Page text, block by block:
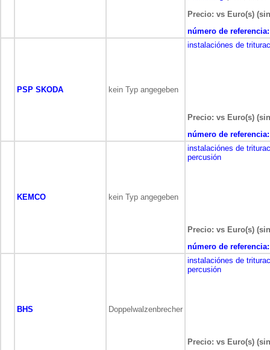
Precio: vs Euro(s)
número de referencia:
PSP SKODA kein Typ angegeben
instalaciónes de
Precio: vs Euro(s)
número de referencia:
KEMCO kein Typ angegeben
instalaciónes de
percusión
Precio: vs Euro(s)
número de referencia:
BHS Doppelwalzenbrecher
instalaciónes de
percusión
Precio: vs Euro(s)